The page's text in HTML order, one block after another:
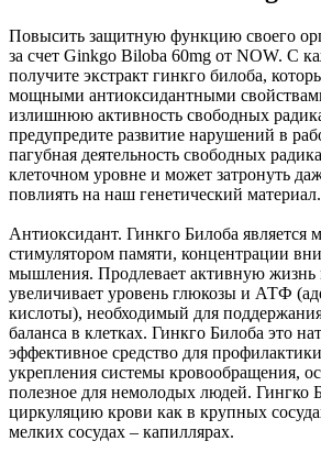
Повысить защитную функцию своего
за счет Ginkgo Biloba 60mg от NOW. С
получите экстракт гинкго билоба,
мощными антиоксидантными
излишнюю активность свободных
предупредите развитие нарушений в
пагубная деятельность свободных
клеточном уровне и может затронуть
повлиять на наш генетический материал.
Антиоксидант. Гинкго Билоба
стимулятором памяти, концентрации
мышления. Продлевает активную жизнь
увеличивает уровень глюкозы и АТФ
кислоты), необходимый для поддержания
баланса в клетках. Гинкго Билоба это
эффективное средство для
укрепления системы кровообращения,
полезное для немолодых людей. Гингко
циркуляцию крови как в крупных
мелких сосудах – капиллярах.